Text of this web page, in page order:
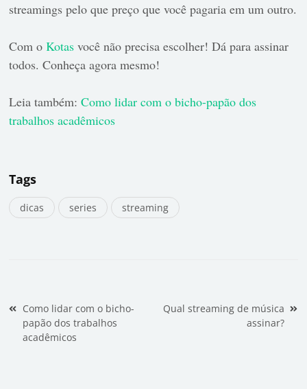
streamings pelo que preço que você pagaria em um outro.
Com oKotas você não precisa escolher! Dá para assinar
todos. Conheça agora mesmo!
Leia também:Como lidar com o bicho-papão dos
trabalhos acadêmicos
Tags
dicas series streaming
Navegação de Post
Como lidar com o bicho-
papão dos trabalhos
acadêmicos
Qual streaming de música
assinar?